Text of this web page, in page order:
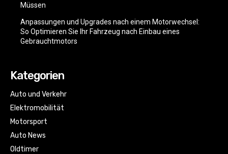
Müssen
Anpassungen und Upgrades nach einem Motorwechsel:
So Optimieren Sie Ihr Fahrzeug nach Einbau eines
Gebrauchtmotors
Kategorien
Auto und Verkehr
Elektromobilität
Motorsport
Auto News
Oldtimer